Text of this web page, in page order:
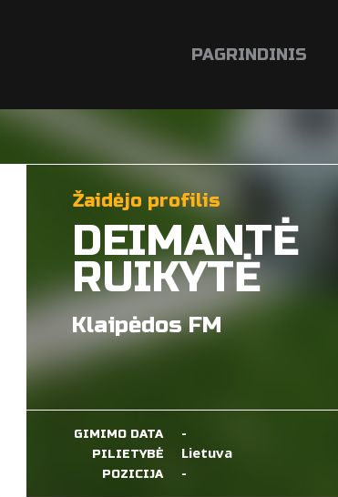
PAGRINDINIS
Žaidėjo profilis
DEIMANTĖ
RUIKYTĖ
Klaipėdos FM
GIMIMO DATA -
PILIETYBĖ Lietuva
POZICIJA -